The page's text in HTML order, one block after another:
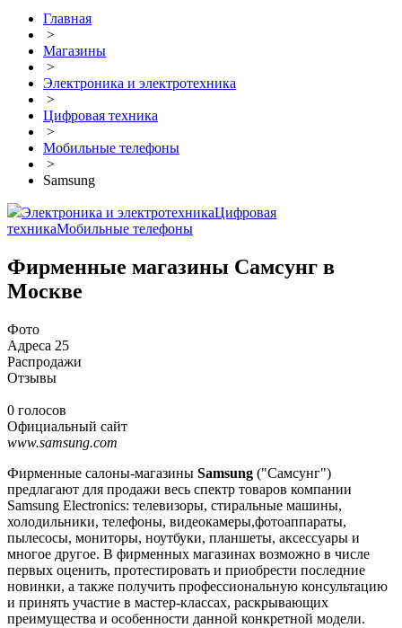
Главная
>
Магазины
>
Электроника и электротехника
>
Цифровая техника
>
Мобильные телефоны
>
Samsung
Электроника и электротехникаЦифровая
техникаМобильные телефоны
Фирменные магазины Самсунг в
Москве
Фото
Адреса 25
Распродажи
Отзывы
0 голосов
Официальный сайт
www.samsung.com
Фирменные салоны-магазины Samsung ("Самсунг")
предлагают для продажи весь спектр товаров компании
Samsung Electronics: телевизоры, стиральные машины,
холодильники, телефоны, видеокамеры,фотоаппараты,
пылесосы, мониторы, ноутбуки, планшеты, аксессуары и
многое другое. В фирменных магазинах возможно в числе
первых оценить, протестировать и приобрести последние
новинки, а также получить профессиональную консультацию
и принять участие в мастер-классах, раскрывающих
преимущества и особенности данной конкретной модели.